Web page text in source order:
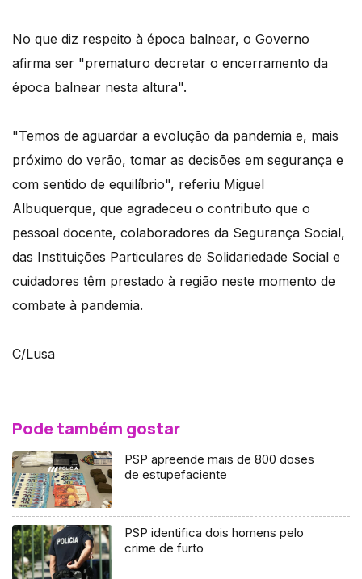
No que diz respeito à época balnear, o Governo
afirma ser "prematuro decretar o encerramento da
época balnear nesta altura".
"Temos de aguardar a evolução da pandemia e, mais
próximo do verão, tomar as decisões em segurança e
com sentido de equilíbrio", referiu Miguel
Albuquerque, que agradeceu o contributo que o
pessoal docente, colaboradores da Segurança Social,
das Instituições Particulares de Solidariedade Social e
cuidadores têm prestado à região neste momento de
combate à pandemia.
C/Lusa
Pode também gostar
PSP apreende mais de 800 doses
de estupefaciente
PSP identifica dois homens pelo
crime de furto